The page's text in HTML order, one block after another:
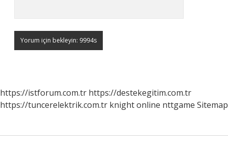
https://istforum.com.tr https://destekegitim.com.tr
https://tuncerelektrik.com.tr knight online nttgame Sitemap